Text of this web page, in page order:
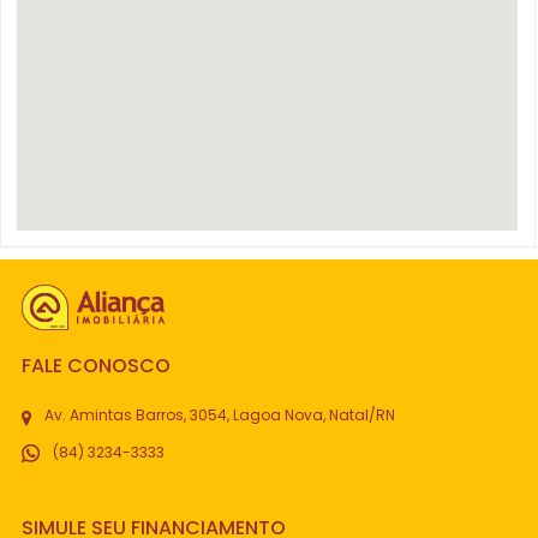
FALE CONOSCO
Av. Amintas Barros, 3054, Lagoa Nova, Natal/RN
(84) 3234-3333
SIMULE SEU FINANCIAMENTO